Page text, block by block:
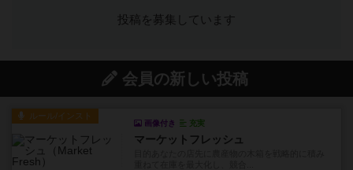
投稿を募集しています
会員の新しい投稿
ルール/インスト
画像付き 充実
マーケットフレッシュ